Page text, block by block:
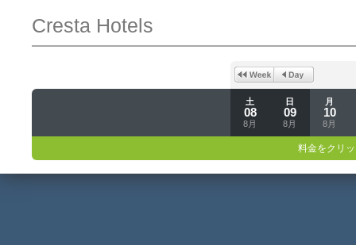
Cresta Hotels
土
08
8月
日
09
8月
月
10
8月
料金をクリ